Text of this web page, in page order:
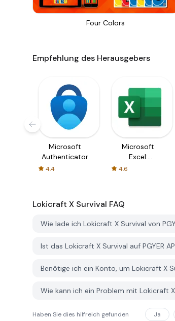
Four Colors
Empfehlung des Herausgebers
Microsoft
Authenticator
4.4
Microsoft
Excel:
Spreadsheets
4.6
Lokicraft X Survival FAQ
Wie lade ich Lokicraft X Survival von
Ist das Lokicraft X Survival auf PGYER
Benötige ich ein Konto, um Lokicraft X
Wie kann ich ein Problem mit Lokicraft X
Haben Sie dies hilfreich gefunden Ja